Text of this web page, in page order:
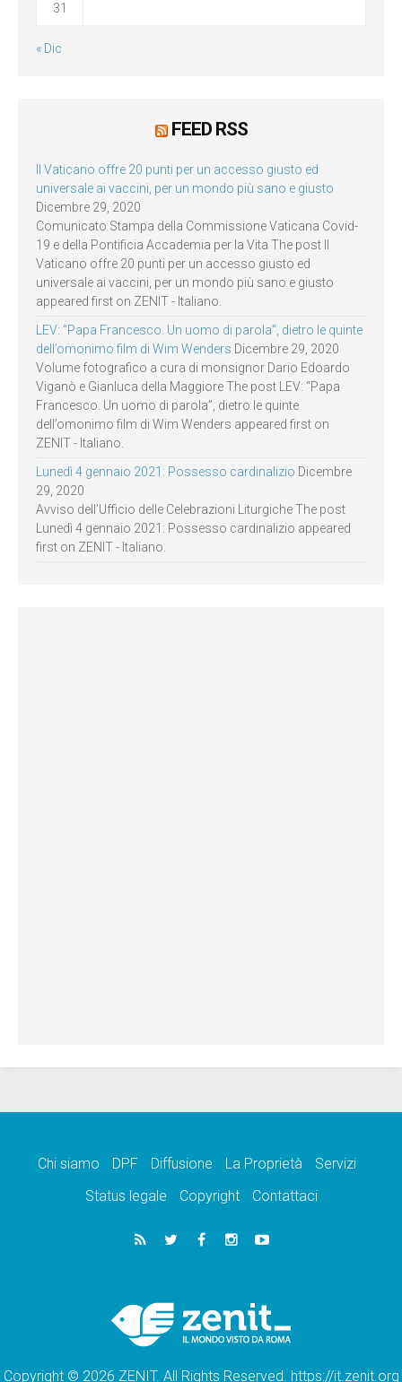
31
« Dic
FEED RSS
Il Vaticano offre 20 punti per un accesso giusto ed
universale ai vaccini, per un mondo più sano e giusto
Dicembre 29, 2020
Comunicato Stampa della Commissione Vaticana Covid-
19 e della Pontificia Accademia per la Vita The post Il
Vaticano offre 20 punti per un accesso giusto ed
universale ai vaccini, per un mondo più sano e giusto
appeared first on ZENIT - Italiano.
LEV: “Papa Francesco. Un uomo di parola”, dietro le quinte
dell’omonimo film di Wim Wenders Dicembre 29, 2020
Volume fotografico a cura di monsignor Dario Edoardo
Viganò e Gianluca della Maggiore The post LEV: “Papa
Francesco. Un uomo di parola”, dietro le quinte
dell’omonimo film di Wim Wenders appeared first on
ZENIT - Italiano.
Lunedì 4 gennaio 2021: Possesso cardinalizio Dicembre
29, 2020
Avviso dell’Ufficio delle Celebrazioni Liturgiche The post
Lunedì 4 gennaio 2021: Possesso cardinalizio appeared
first on ZENIT - Italiano.
Chi siamo DPF Diffusione La Proprietà
Servizi
Status legale
Copyright Contattaci
Copyright © 2026 ZENIT. All Rights Reserved. https://it.zenit.org